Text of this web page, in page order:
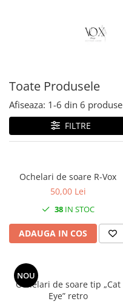
Toate Produsele
Afiseaza: 1-6 din 6 produse
FILTRE
Ochelari de soare R-Vox
50,00 Lei
38IN STOC
ADAUGA IN COS
NOU
Ochelari de soare tip „Cat
Eye” retro